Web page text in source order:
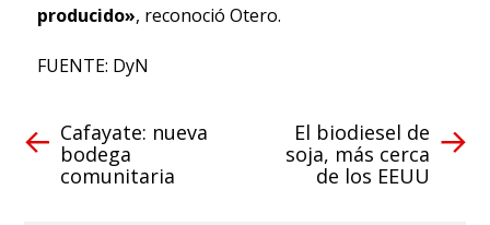
producido», reconoció Otero.
FUENTE: DyN
Cafayate: nueva
bodega
comunitaria
El biodiesel de
soja, más cerca
de los EEUU